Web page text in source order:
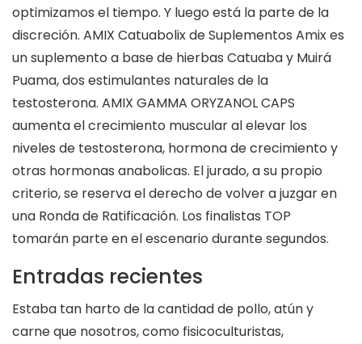
optimizamos el tiempo. Y luego está la parte de la
discreción. AMIX Catuabolix de Suplementos Amix es
un suplemento a base de hierbas Catuaba y Muirá
Puama, dos estimulantes naturales de la
testosterona. AMIX GAMMA ORYZANOL CAPS
aumenta el crecimiento muscular al elevar los
niveles de testosterona, hormona de crecimiento y
otras hormonas anabolicas. El jurado, a su propio
criterio, se reserva el derecho de volver a juzgar en
una Ronda de Ratificación. Los finalistas TOP
tomarán parte en el escenario durante segundos.
Entradas recientes
Estaba tan harto de la cantidad de pollo, atún y
carne que nosotros, como fisicoculturistas,